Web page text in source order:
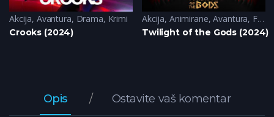
Akcija, Avantura, Drama, Krimi
Crooks (2024)
Akcija, Animirane,Avantura, Fantazija
Twilight of the Gods (2024)
Opis Ostavite vaš komentar